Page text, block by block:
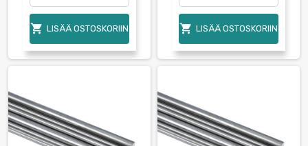
 LISÄÄ OSTOSKORIIN  LISÄÄ OSTOSKORIIN